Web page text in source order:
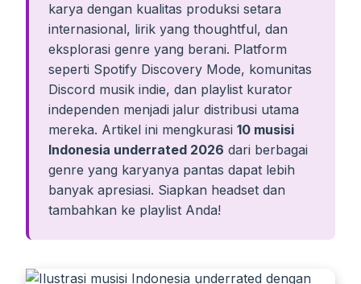
karya dengan kualitas produksi setara
internasional, lirik yang thoughtful, dan
eksplorasi genre yang berani. Platform
seperti Spotify Discovery Mode, komunitas
Discord musik indie, dan playlist kurator
independen menjadi jalur distribusi utama
mereka. Artikel ini mengkurasi 10 musisi
Indonesia underrated 2026 dari berbagai
genre yang karyanya pantas dapat lebih
banyak apresiasi. Siapkan headset dan
tambahkan ke playlist Anda!